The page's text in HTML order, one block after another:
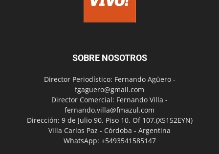
SOBRE NOSOTROS
Director Periodístico: Fernando Agüero -
fgaguero@gmail.com
Director Comercial: Fernando Villa -
fernando.villa@fmazul.com
Dirección: 9 de Julio 90. Piso 10. Of 107.(X5152EYN)
Villa Carlos Paz - Córdoba - Argentina
WhatsApp: +5493541585147